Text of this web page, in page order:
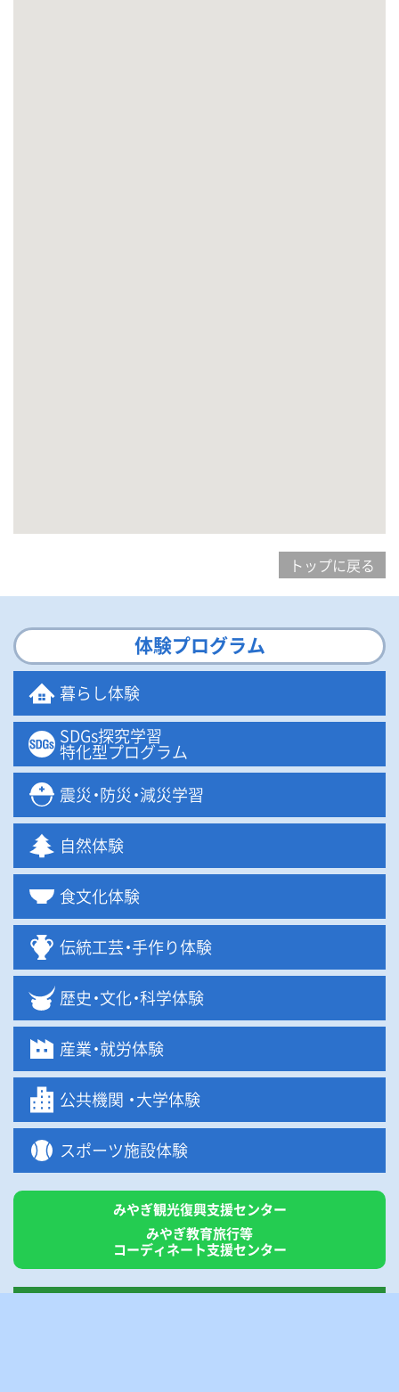
トップに戻る
体験プログラム
暮らし体験
SDGs探究学習
特化型プログラム
震災・防災・減災学習
自然体験
食文化体験
伝統工芸・手作り体験
歴史・文化・科学体験
産業・就労体験
公共機関 ・大学体験
スポーツ施設体験
みやぎ観光復興支援センター
みやぎ教育旅行等
コーディネート支援センター